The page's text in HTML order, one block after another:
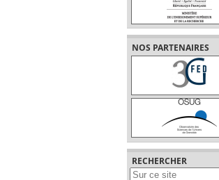
NOS PARTENAIRES
RECHERCHER